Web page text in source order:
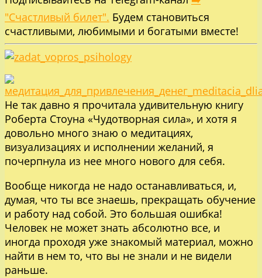
"Счастливый билет". Будем становиться
счастливыми, любимыми и богатыми вместе!
Не так давно я прочитала удивительную книгу
Роберта Стоуна «Чудотворная сила», и хотя я
довольно много знаю о медитациях,
визуализациях и исполнении желаний, я
почерпнула из нее много нового для себя.
Вообще никогда не надо останавливаться, и,
думая, что ты все знаешь, прекращать обучение
и работу над собой. Это большая ошибка!
Человек не может знать абсолютно все, и
иногда проходя уже знакомый материал, можно
найти в нем то, что вы не знали и не видели
раньше.